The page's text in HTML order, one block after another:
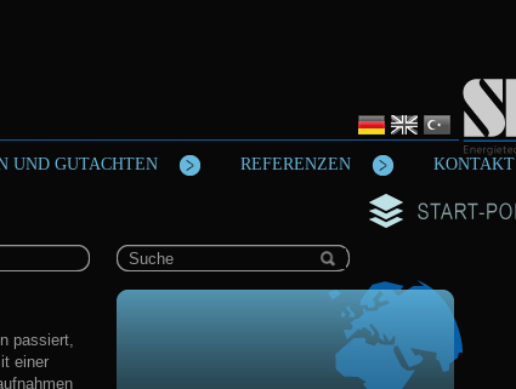
UND GUTACHTEN REFERENZEN KONTAKT
passiert,
einer